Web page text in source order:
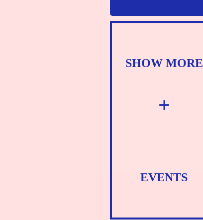
SHOW MORE
EVENTS